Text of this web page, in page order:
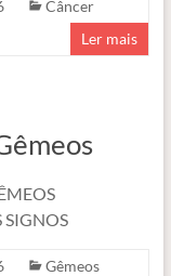
Câncer
Ler mais
Gêmeos